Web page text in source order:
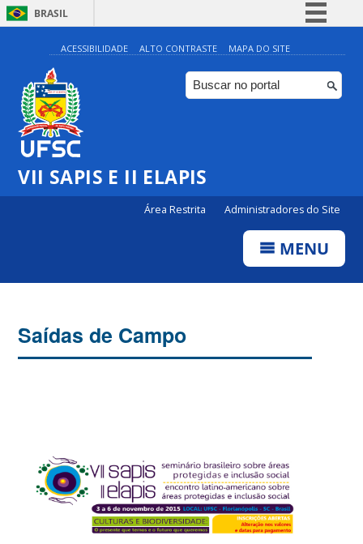
BRASIL
Simplifique!
Comunica BR
Participe
ACESSIBILIDADE ALTO CONTRASTE MAPA DO SITE
VII SAPIS E II ELAPIS
Área Restrita Administradores do Site
MENU
Saídas de Campo